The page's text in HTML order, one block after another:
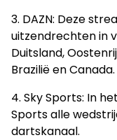
3. DAZN: Deze
uitzendrechten in
Duitsland,
Brazilië en Canada.
4. Sky Sports: In
Sports alle
dartskanaal.